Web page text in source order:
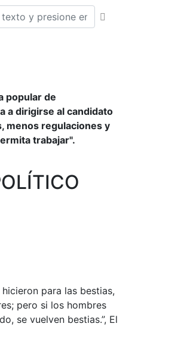
popular de
a dirigirse al candidato
menos regulaciones y
trabajar".
para las bestias,
pero si los hombres
se vuelven bestias.”, El